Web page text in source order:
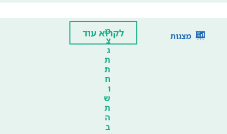
מצגות
מ
צ
ג
ת
ת
ח
ו
ש
ת
ה
ב
לקרוא עוד